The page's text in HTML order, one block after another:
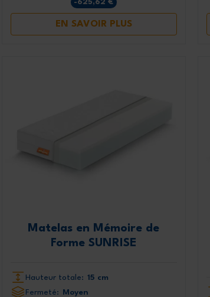
-625,62 €
EN SAVOIR PLUS
Matelas en Mémoire de
Forme SUNRISE
Hauteur totale: 15 cm
Fermeté: Moyen
promotions